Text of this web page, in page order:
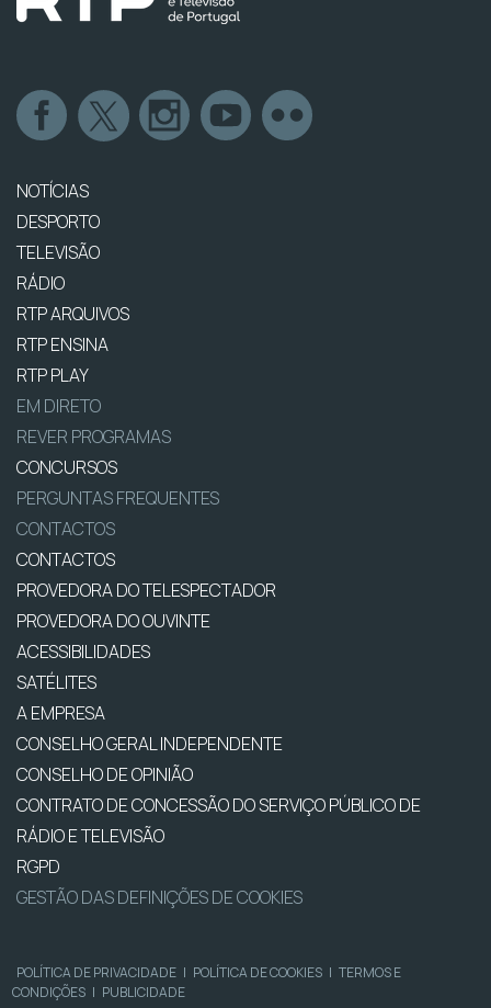
NOTÍCIAS
DESPORTO
TELEVISÃO
RÁDIO
RTP ARQUIVOS
RTP ENSINA
RTP PLAY
EM DIRETO
REVER PROGRAMAS
CONCURSOS
PERGUNTAS FREQUENTES
CONTACTOS
CONTACTOS
PROVEDORA DO TELESPECTADOR
PROVEDORA DO OUVINTE
ACESSIBILIDADES
SATÉLITES
A EMPRESA
CONSELHO GERAL INDEPENDENTE
CONSELHO DE OPINIÃO
CONTRATO DE CONCESSÃO DO SERVIÇO PÚBLICO DE
RÁDIO E TELEVISÃO
RGPD
GESTÃO DAS DEFINIÇÕES DE COOKIES
POLÍTICA DE PRIVACIDADE | POLÍTICA DE COOKIES | TERMOS E
CONDIÇÕES | PUBLICIDADE